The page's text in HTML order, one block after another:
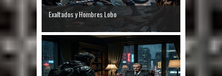
Exaltados y Hombres Lobo